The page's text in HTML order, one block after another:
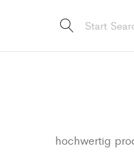
hochwertig